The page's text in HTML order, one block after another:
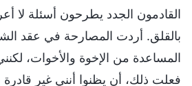
القادمون الجدد يطرحون أسئلة لا
بالقلق. أردت المصارحة في عقد
المساعدة من الإخوة والأخوات،
فعلت ذلك، أن يظنوا أنني غير